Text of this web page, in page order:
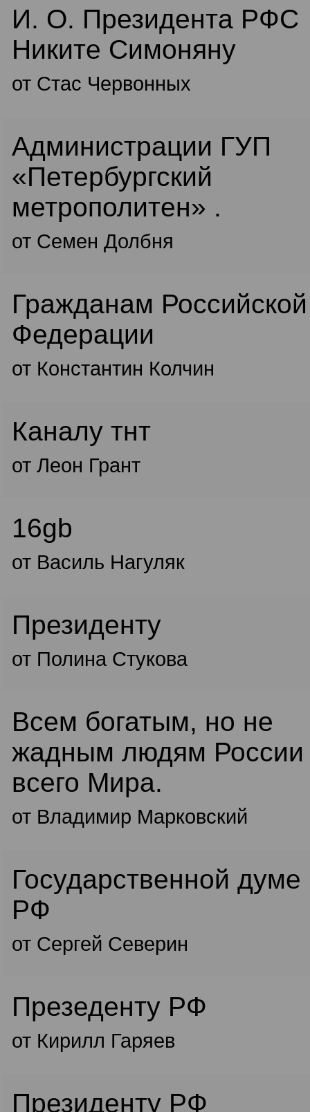
И. О. Президента РФС
Никите Симоняну
от Стас Червонных
Администрации ГУП
«Петербургский
метрополитен» .
от Семен Долбня
Гражданам Российской
Федерации
от Константин Колчин
Каналу тнт
от Леон Грант
16gb
от Василь Нагуляк
Президенту
от Полина Стукова
Всем богатым, но не
жадным людям России
всего Мира.
от Владимир Марковский
Государственной думе
РФ
от Сергей Северин
Презеденту РФ
от Кирилл Гаряев
Президенту РФ